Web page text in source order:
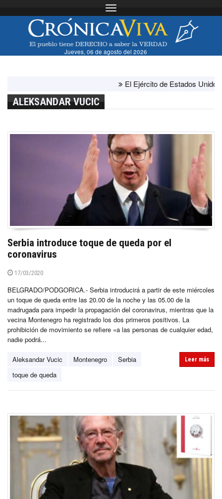
Toggle navigation
Jueves, 06 de agosto del 2026
El Ejército de Estados Unidos ha
ALEKSANDAR VUCIC
Serbia introduce toque de queda por el
coronavirus
17/03/2020
BELGRADO/PODGORICA.- Serbia introducirá a partir de este miércoles
un toque de queda entre las 20.00 de la noche y las 05.00 de la
madrugada para impedir la propagación del coronavirus, mientras que la
vecina Montenegro ha registrado los dos primeros positivos. La
prohibición de movimiento se refiere «a las personas de cualquier edad,
nadie podrá...
Aleksandar Vucic Montenegro
Serbia
toque de queda
Leer más